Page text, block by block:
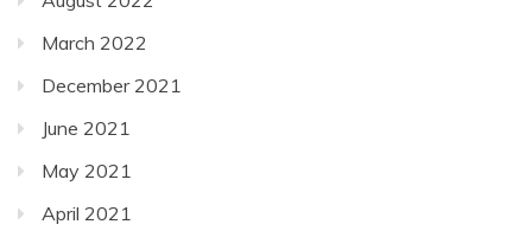
March 2022
December 2021
June 2021
May 2021
April 2021